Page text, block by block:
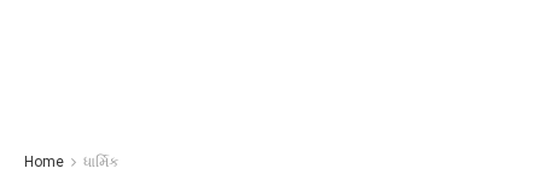
Home ધાર્મિક